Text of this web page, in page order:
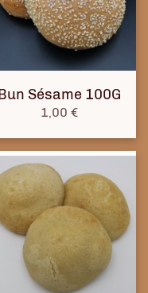
Sésame 100G
Prix
1,00 €